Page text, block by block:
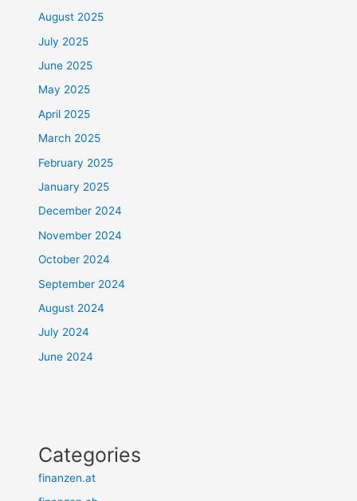
August 2025
July 2025
June 2025
May 2025
April 2025
March 2025
February 2025
January 2025
December 2024
November 2024
October 2024
September 2024
August 2024
July 2024
June 2024
Categories
finanzen.at